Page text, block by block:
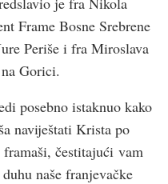
Frame Bosne Srebrene
Periše i fra Miroslava
Gorici.
posebno istaknuo kako
naviještati Krista po
čestitajući vam
naše franjevačke